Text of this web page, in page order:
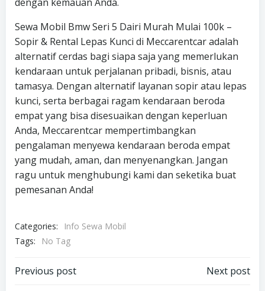
Sewa Mobil Bmw Seri 5 Dairi Murah Mulai 100k –
Sopir & Rental Lepas Kunci di Meccarentcar adalah
alternatif cerdas bagi siapa saja yang memerlukan
kendaraan untuk perjalanan pribadi, bisnis, atau
tamasya. Dengan alternatif layanan sopir atau lepas
kunci, serta berbagai ragam kendaraan beroda
empat yang bisa disesuaikan dengan keperluan
Anda, Meccarentcar mempertimbangkan
pengalaman menyewa kendaraan beroda empat
yang mudah, aman, dan menyenangkan. Jangan
ragu untuk menghubungi kami dan seketika buat
pemesanan Anda!
Categories:
Info Sewa Mobil
Tags:
No Tag
Post
Previous post Next post